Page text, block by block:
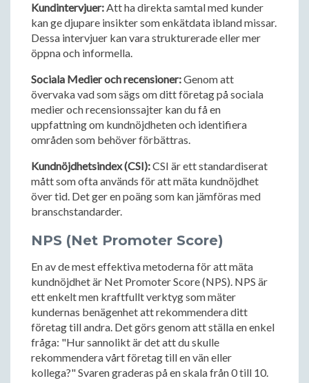
Kundintervjuer:Att ha direkta samtal med kunder
kan ge djupare insikter som enkätdata ibland missar.
Dessa intervjuer kan vara strukturerade eller mer
öppna och informella.
Sociala Medier och recensioner:Genom att
övervaka vad som sägs om ditt företag på sociala
medier och recensionssajter kan du få en
uppfattning om kundnöjdheten och identifiera
områden som behöver förbättras.
Kundnöjdhetsindex (CSI):CSI är ett standardiserat
mått som ofta används för att mäta kundnöjdhet
över tid. Det ger en poäng som kan jämföras med
branschstandarder.
NPS (Net Promoter Score)
En av de mest effektiva metoderna för att mäta
kundnöjdhet är Net Promoter Score (NPS). NPS är
ett enkelt men kraftfullt verktyg som mäter
kundernas benägenhet att rekommendera ditt
företag till andra. Det görs genom att ställa en enkel
fråga: "Hur sannolikt är det att du skulle
rekommendera vårt företag till en vän eller
kollega?" Svaren graderas på en skala från 0 till 10.